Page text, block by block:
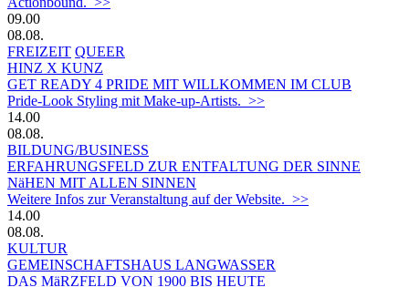
09.00
08.08.
FREIZEIT QUEER
HINZ X KUNZ
GET READY 4 PRIDE MIT WILLKOMMEN IM CLUB
Pride-Look Styling mit Make-up-Artists. >>
14.00
08.08.
BILDUNG/BUSINESS
ERFAHRUNGSFELD ZUR ENTFALTUNG DER SINNE
NäHEN MIT ALLEN SINNEN
Weitere Infos zur Veranstaltung auf der Website. >>
14.00
08.08.
KULTUR
GEMEINSCHAFTSHAUS LANGWASSER
DAS MäRZFELD VON 1900 BIS HEUTE